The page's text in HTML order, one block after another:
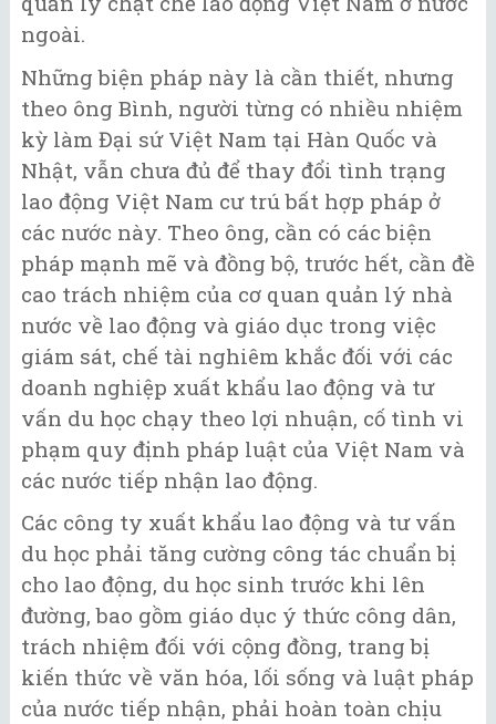
ngoài.
Những biện pháp này là cần thiết, nhưng
theo ông Bình, người từng có nhiều nhiệm
kỳ làm Đại sứ Việt Nam tại Hàn Quốc và
Nhật, vẫn chưa đủ để thay đổi tình trạng
lao động Việt Nam cư trú bất hợp pháp ở
các nước này. Theo ông, cần có các biện
pháp mạnh mẽ và đồng bộ, trước hết, cần đề
cao trách nhiệm của cơ quan quản lý nhà
nước về lao động và giáo dục trong việc
giám sát, chế tài nghiêm khắc đối với các
doanh nghiệp xuất khẩu lao động và tư
vấn du học chạy theo lợi nhuận, cố tình vi
phạm quy định pháp luật của Việt Nam và
các nước tiếp nhận lao động.
Các công ty xuất khẩu lao động và tư vấn
du học phải tăng cường công tác chuẩn bị
cho lao động, du học sinh trước khi lên
đường, bao gồm giáo dục ý thức công dân,
trách nhiệm đối với cộng đồng, trang bị
kiến thức về văn hóa, lối sống và luật pháp
của nước tiếp nhận, phải hoàn toàn chịu